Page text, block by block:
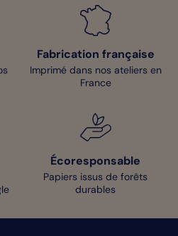
s’occupe du reste. Vous n’avez
partage et de joie. Excellente
Fabrication française
Imprimé dans nos ateliers en
France
Écoresponsable
Papiers issus de forêts
durables